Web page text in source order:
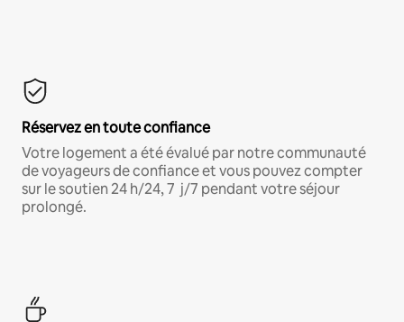
Réservez en toute confiance
Votre logement a été évalué par notre communauté
de voyageurs de confiance et vous pouvez compter
sur le soutien 24 h/24, 7 j/7 pendant votre séjour
prolongé.